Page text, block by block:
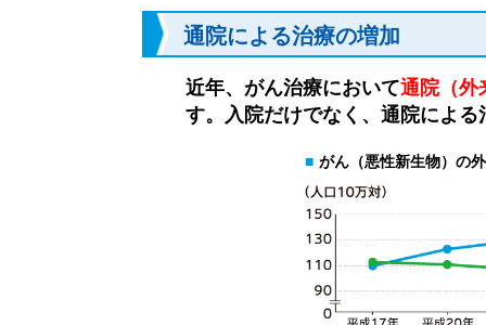
通院による治療の増加
近年、がん治療において通院（外
す。入院だけでなく、通院によ
■ がん（悪性新生物）の